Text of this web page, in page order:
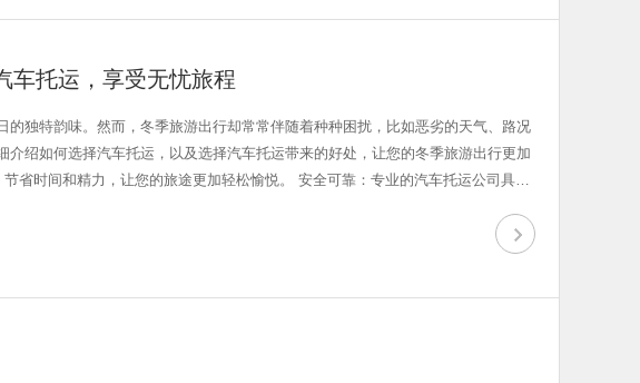
托运，享受无忧旅程
独特韵味。然而，冬季旅游出行却常常伴随着种种困扰，比如恶劣的天气、路况
绍如何选择汽车托运，以及选择汽车托运带来的好处，让您的冬季旅游出行更加